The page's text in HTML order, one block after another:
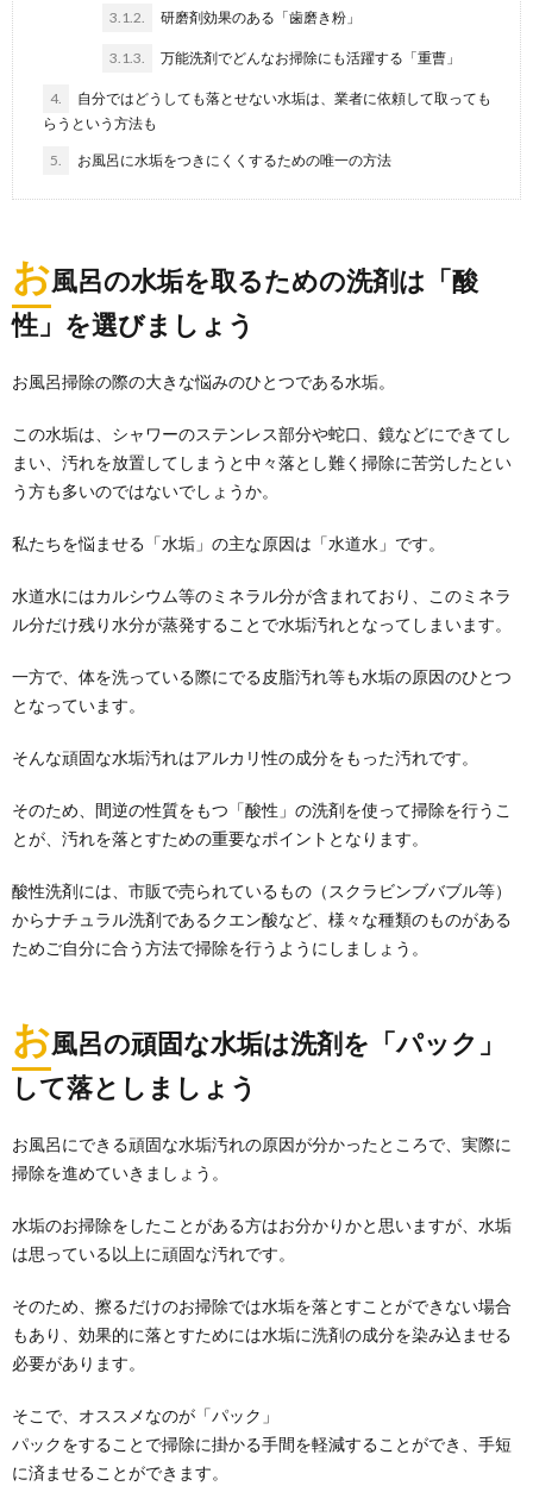
ダニ対策できてる？畳はカラッと清潔に保
ちましょう
を日常に取り入れて
サッのシ掃除をしようとする時には、凸凹している部
汚れ...
【タイルの掃除方法とコツ】玄関の土汚れ
の方...
重曹は掃除に欠かせない！トイレをピカピ
キッチンの掃除などに効果的な重曹ですが、実はトイ
レの掃除にも力を発揮します。 その理由は重曹の...
掃除をしよう！壁のクロスを掃除すると部
掃除の勉強。 壁を掃除する方法をレクチャーします。
掃除したい壁の『クロス』をチェックし...
て知りたい
庭付きの一戸建てやマンションは、みんなの憧れの対
象ですが、それに伴って、草むしりも必要になってき
3.1.2. 研磨剤効果のある「歯磨き粉」
3.1.3. 万能洗剤でどんなお掃除にも活躍する「重曹」
4.
自分ではどうしても落とせない水垢は、業者に依頼して取っても
らうという方法も
5. お風呂に水垢をつきにくくするための唯一の方法
お風呂の水垢を取るための洗剤は「酸
性」を選びましょう
お風呂掃除の際の大きな悩みのひとつである水垢。
この水垢は、シャワーのステンレス部分や蛇口、鏡などにできてし
まい、汚れを放置してしまうと中々落とし難く掃除に苦労したとい
う方も多いのではないでしょうか。
私たちを悩ませる「水垢」の主な原因は「水道水」です。
水道水にはカルシウム等のミネラル分が含まれており、このミネラ
ル分だけ残り水分が蒸発することで水垢汚れとなってしまいます。
一方で、体を洗っている際にでる皮脂汚れ等も水垢の原因のひとつ
となっています。
そんな頑固な水垢汚れはアルカリ性の成分をもった汚れです。
そのため、間逆の性質をもつ「酸性」の洗剤を使って掃除を行うこ
とが、汚れを落とすための重要なポイントとなります。
酸性洗剤には、市販で売られているもの（スクラビンブバブル等）
からナチュラル洗剤であるクエン酸など、様々な種類のものがある
ためご自分に合う方法で掃除を行うようにしましょう。
お風呂の頑固な水垢は洗剤を「パック」
して落としましょう
お風呂にできる頑固な水垢汚れの原因が分かったところで、実際に
掃除を進めていきましょう。
水垢のお掃除をしたことがある方はお分かりかと思いますが、水垢
は思っている以上に頑固な汚れです。
そのため、擦るだけのお掃除では水垢を落とすことができない場合
もあり、効果的に落とすためには水垢に洗剤の成分を染み込ませる
必要があります。
そこで、オススメなのが「パック」
パックをすることで掃除に掛かる手間を軽減することができ、手短
に済ませることができます。